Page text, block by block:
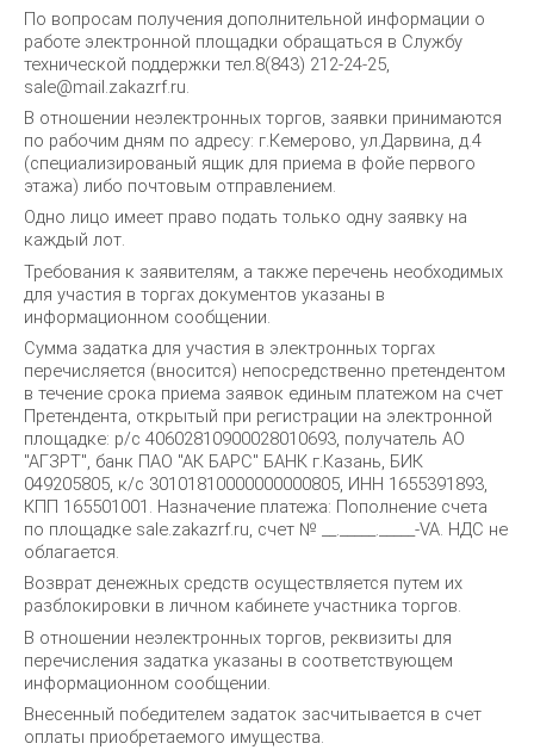
По вопросам получения дополнительной информации о
работе электронной площадки обращаться в Службу
технической поддержки тел.8(843) 212-24-25,
sale@mail.zakazrf.ru.
В отношении неэлектронных торгов, заявки принимаются
по рабочим дням по адресу: г.Кемерово, ул.Дарвина, д.4
(специализированый ящик для приема в фойе первого
этажа) либо почтовым отправлением.
Одно лицо имеет право подать только одну заявку на
каждый лот.
Требования к заявителям, а также перечень необходимых
для участия в торгах документов указаны в
информационном сообщении.
Сумма задатка для участия в электронных торгах
перечисляется (вносится) непосредственно претендентом
в течение срока приема заявок единым платежом на счет
Претендента, открытый при регистрации на электронной
площадке: р/с 40602810900028010693, получатель АО
"АГЗРТ", банк ПАО "АК БАРС" БАНК г.Казань, БИК
049205805, к/с 30101810000000000805, ИНН 1655391893,
КПП 165501001. Назначение платежа: Пополнение счета
по площадке sale.zakazrf.ru, счет № __._____._____-VA. НДС не
облагается.
Возврат денежных средств осуществляется путем их
разблокировки в личном кабинете участника торгов.
В отношении неэлектронных торгов, реквизиты для
перечисления задатка указаны в соответствующем
информационном сообщении.
Внесенный победителем задаток засчитывается в счет
оплаты приобретаемого имущества.